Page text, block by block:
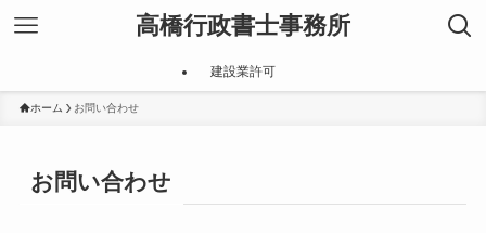
高橋行政書士事務所
建設業許可
ホーム お問い合わせ
お問い合わせ